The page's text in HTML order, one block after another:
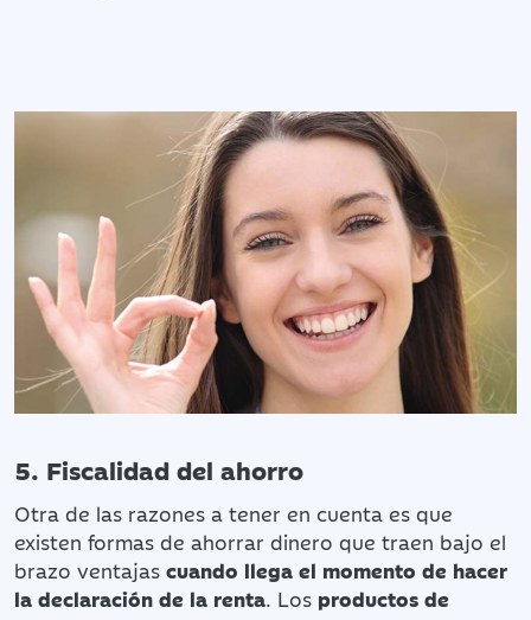
5. Fiscalidad del ahorro
Otra de las razones a tener en cuenta es que
existen formas de ahorrar dinero que traen bajo el
brazo ventajas cuando llega el momento de hacer
la declaración de la renta. Los productos de